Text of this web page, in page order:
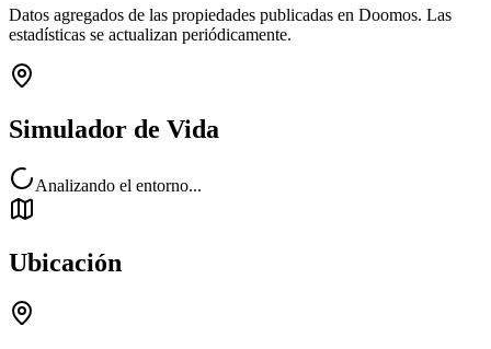
Datos agregados de las propiedades publicadas en Doomos. Las
estadísticas se actualizan periódicamente.
Simulador de Vida
Analizando el entorno...
Ubicación